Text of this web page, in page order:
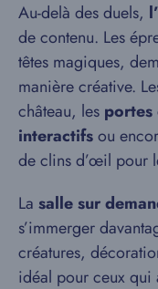
Au-delà des duels,
de contenu. Les
têtes magiques,
manière créative.
château, les portes
interactifsou
de clins d’œil pour
La salle sur
s’immerger
créatures,
idéal pour ceux qui